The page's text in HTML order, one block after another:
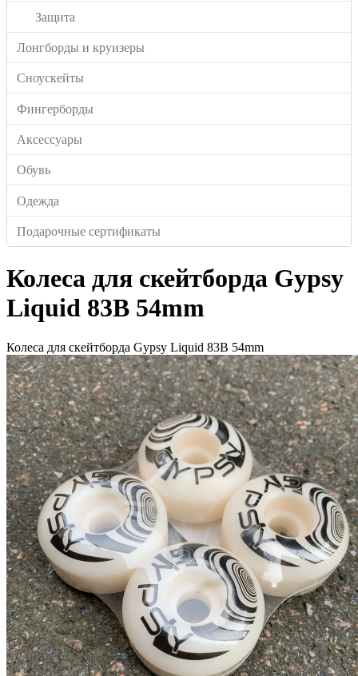
Защита
Лонгборды и круизеры
Сноускейты
Фингерборды
Аксессуары
Обувь
Одежда
Подарочные сертификаты
Колеса для скейтборда Gypsy
Liquid 83B 54mm
Колеса для скейтборда Gypsy Liquid 83B 54mm